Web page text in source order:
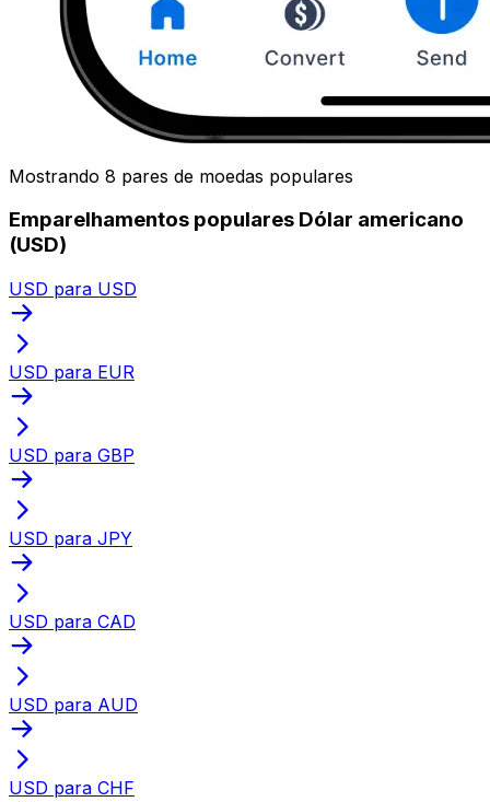
Mostrando 8 pares de moedas populares
Emparelhamentos populares Dólar americano
(USD)
USD para USD
USD para EUR
USD para GBP
USD para JPY
USD para CAD
USD para AUD
USD para CHF